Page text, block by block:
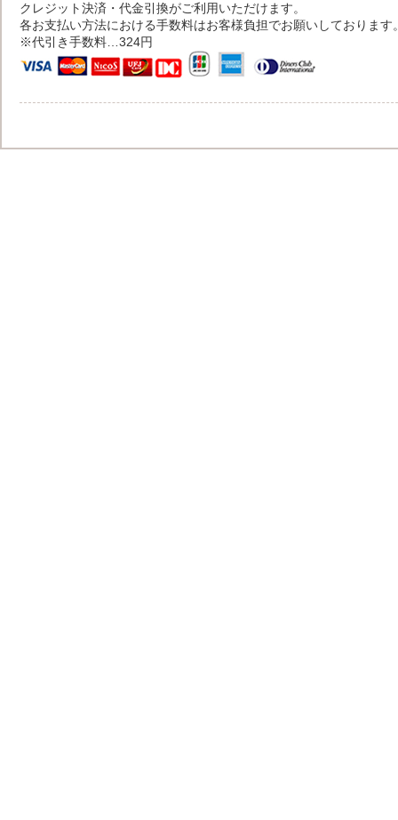
クレジット決済・代金引換がご利用いただけます。
各お支払い方法における手数料はお客様負担でお願いしております
※代引き手数料…324円